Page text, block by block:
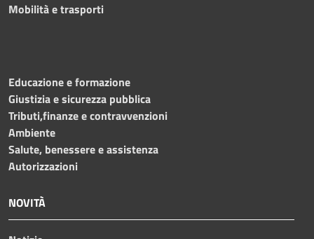
Mobilità e trasporti
Educazione e formazione
Giustizia e sicurezza pubblica
Tributi,finanze e contravvenzioni
Ambiente
Salute, benessere e assistenza
Autorizzazioni
NOVITÀ